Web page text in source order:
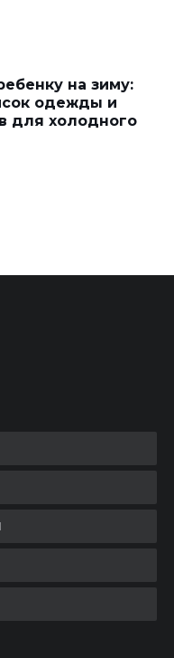
на зиму:
одежды и
для холодного